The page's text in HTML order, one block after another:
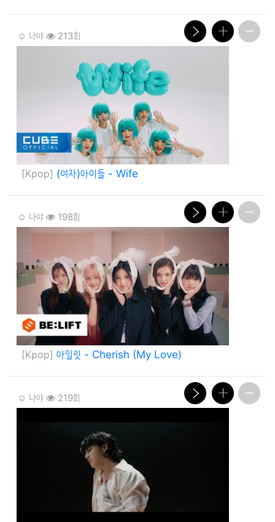
☺️ 나야 213회
[Kpop] (여자)아이들 - Wife
☺️ 나야 198회
[Kpop] 아일릿 - Cherish (My Love)
☺️ 나야 219회